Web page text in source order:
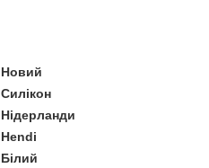
Новий
Силікон
Нідерланди
Hendi
Білий